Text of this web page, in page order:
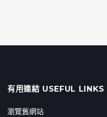
有用連結 USEFUL LINKS
瀏覽舊網站